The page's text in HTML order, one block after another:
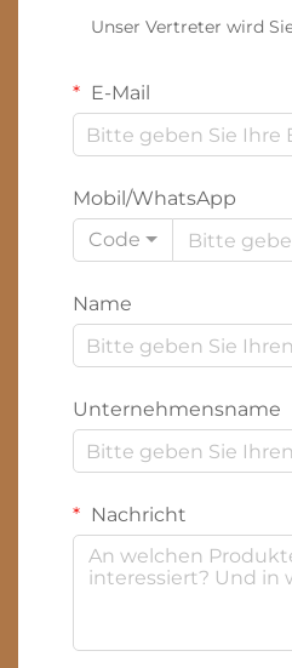
Unser Vertreter wird
E-Mail
Mobil/WhatsApp
Code
Name
Unternehmensname
Nachricht